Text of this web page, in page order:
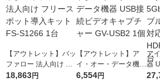
【アウトレット】バッ
ファロー 法人向け フ
リースポット導入キッ
18,863円
【アウトレット】ア
イ・オー・データ機器
USB接続ビデオキャ
6,554円
ア
器
ポ